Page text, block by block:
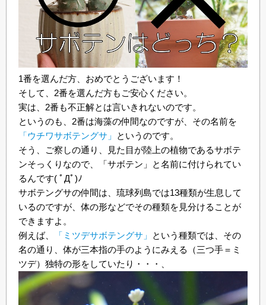
1番を選んだ方、おめでとうございます！
そして、2番を選んだ方もご安心ください。
実は、2番も不正解とは言いきれないのです。
というのも、2番は海藻の仲間なのですが、その名前を
「ウチワサボテングサ」
というのです。
そう、ご察しの通り、見た目が陸上の植物であるサボテ
ンそっくりなので、「サボテン」と名前に付けられてい
るんです( ﾟДﾟ)ﾉ
サボテングサの仲間は、琉球列島では13種類が生息して
いるのですが、体の形などでその種類を見分けることが
できますよ。
例えば、
「ミツデサボテングサ」
という種類では、その
名の通り、体が三本指の手のようにみえる（三つ手＝ミ
ツデ）独特の形をしていたり・・・、